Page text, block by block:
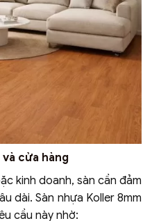
cửa hàng
kinh doanh, sàn cần đảm
dài. Sàn nhựa Koller 8mm
cầu này nhờ: